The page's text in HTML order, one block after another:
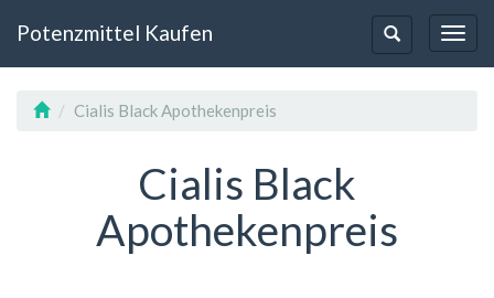
Toggle-
Navigation
Potenzmittel Kaufen
Cialis Black Apothekenpreis
Cialis Black
Apothekenpreis